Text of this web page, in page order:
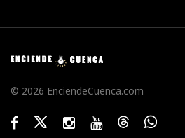
© 2026 EnciendeCuenca.com
FacebookTwitterInstagramYoutubeThreadsWhatsApp